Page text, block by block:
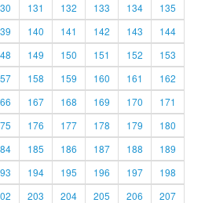
131 132 133 134
135
140 141 142 143
144
149 150 151 152
153
158 159 160 161
162
167 168 169 170
171
176 177 178 179
180
185 186 187 188
189
194 195 196 197
198
203 204 205 206
207